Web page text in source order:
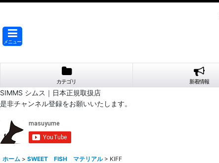
メニュー
カテゴリ 新着情報
SIMMS シムス｜日本正規取扱店
是非チャンネル登録をお願いいたします。
ホーム > SWEET FISH マテリアル > KIFF